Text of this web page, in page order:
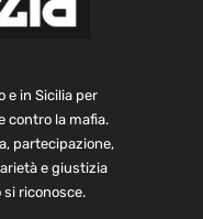
e in Sicilia per
contro la mafia.
partecipazione,
e giustizia
si riconosce.